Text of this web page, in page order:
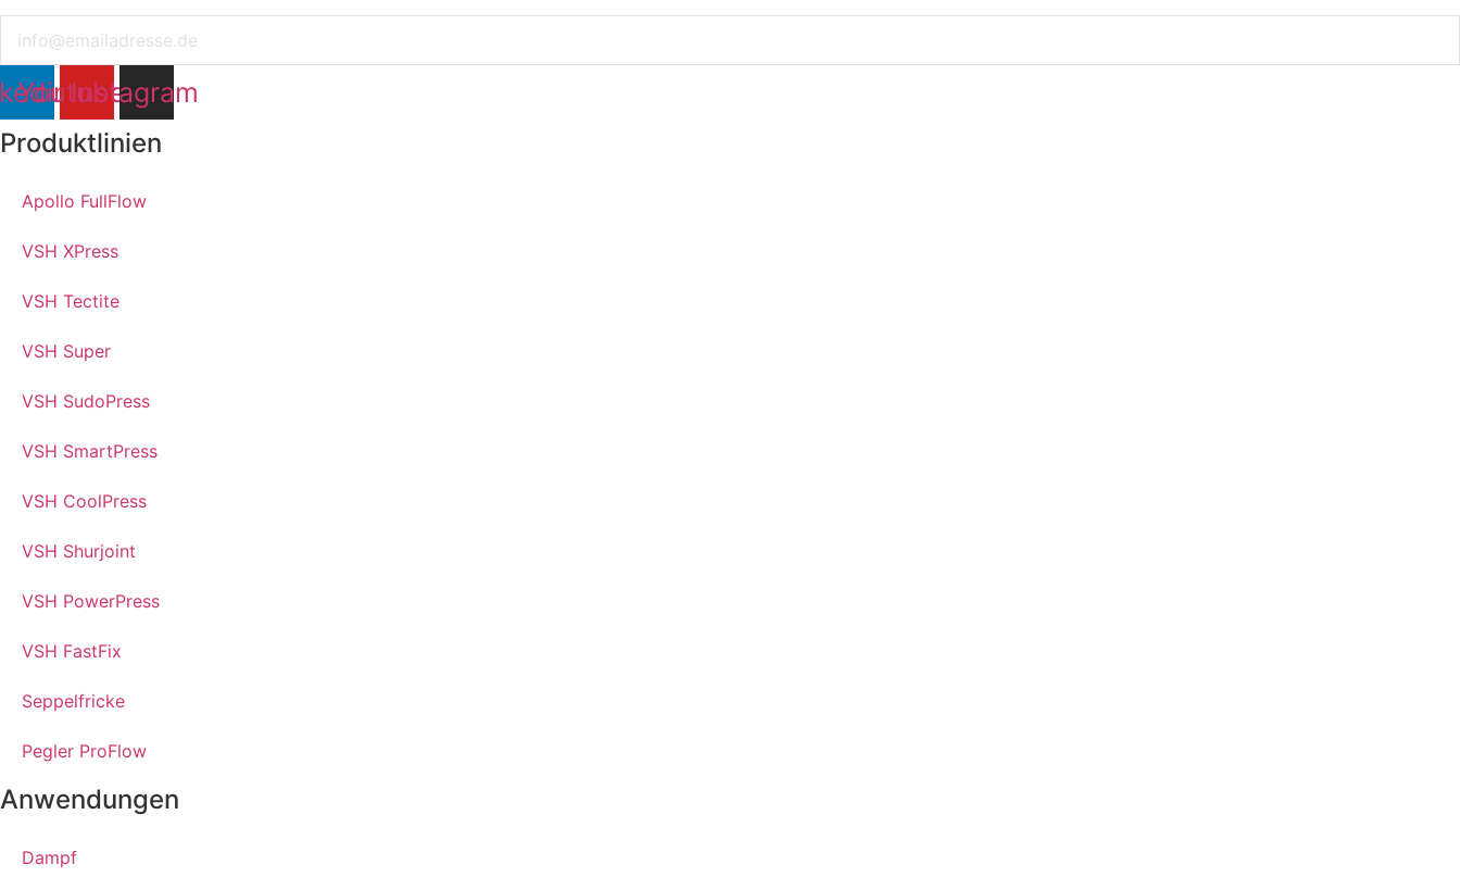
YoutubeInstagram
Produktlinien
Apollo FullFlow
VSH XPress
VSH Tectite
VSH Super
VSH SudoPress
VSH SmartPress
VSH CoolPress
VSH Shurjoint
VSH PowerPress
VSH FastFix
Seppelfricke
Pegler ProFlow
Anwendungen
Dampf